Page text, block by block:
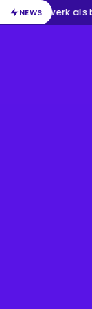
NEWS
uw werk als